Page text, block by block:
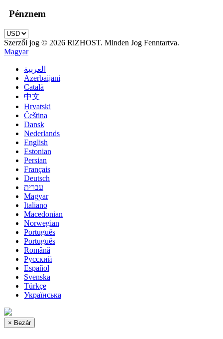
Pénznem
Szerzői jog © 2026 RiZHOST. Minden Jog Fenntartva.
Magyar
العربية
Azerbaijani
Català
中文
Hrvatski
Čeština
Dansk
Nederlands
English
Estonian
Persian
Français
Deutsch
עברית
Magyar
Italiano
Macedonian
Norwegian
Português
Português
Română
Русский
Español
Svenska
Türkçe
Українська
× Bezár